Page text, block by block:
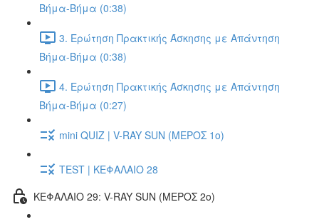
Βήμα-Βήμα (0:38)
3. Ερώτηση Πρακτικής Άσκησης με Απάντηση
Βήμα-Βήμα (0:38)
4. Ερώτηση Πρακτικής Άσκησης με Απάντηση
Βήμα-Βήμα (0:27)
mini QUIZ | V-RAY SUN (ΜΕΡΟΣ 1o)
TEST | ΚΕΦΑΛΑΙΟ 28
ΚΕΦΑΛΑΙΟ 29: V-RAY SUN (ΜΕΡΟΣ 2o)